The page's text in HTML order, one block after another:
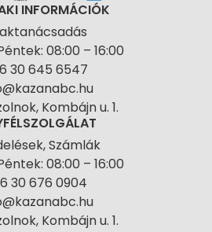
INFORMÁCIÓK
08:00 – 16:00
30 645 6547
Kombájn u. 1.
Számlák
08:00 – 16:00
30 676 0904
Kombájn u. 1.